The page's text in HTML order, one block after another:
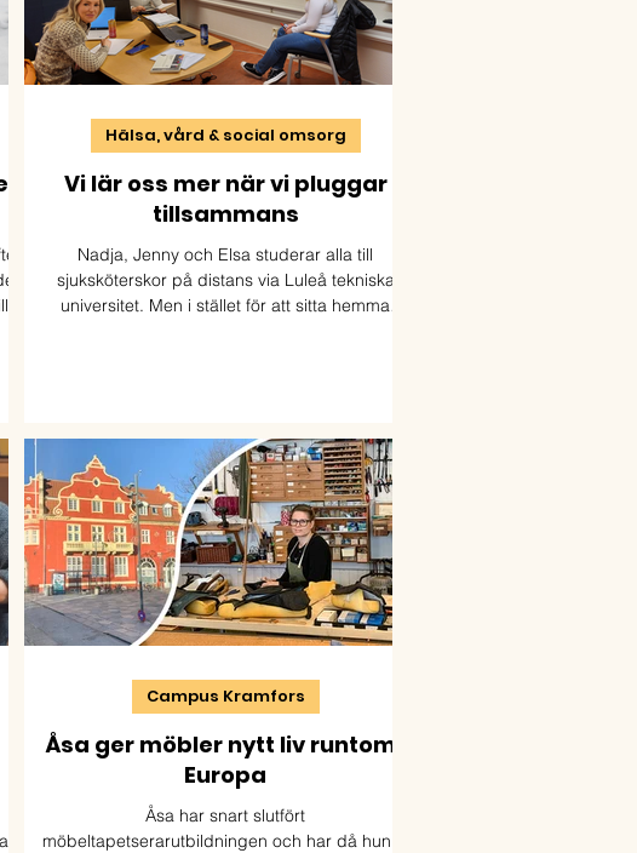
Vi lär oss mer när vi pluggar
tillsammans
Nadja, Jenny och Elsa studerar alla till
sjuksköterskor på distans via Luleå tekniska
universitet. Men i stället för att sitta hemma
Hälsa, vård & social omsorg
Åsa ger möbler nytt liv runtom i
Europa
Åsa har snart slutfört
möbeltapetserarutbildningen och har då hunnit
Campus Kramfors